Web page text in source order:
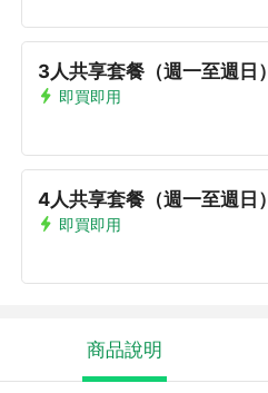
3人共享套餐（週一至週日）
即買即用
4人共享套餐（週一至週日）
即買即用
商品說明